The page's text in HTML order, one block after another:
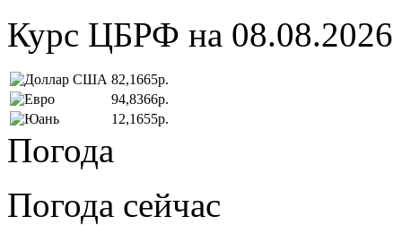
Курс ЦБРФ на 08.08.2026
82,1665р.
94,8366р.
12,1655р.
Погода
Погода сейчас